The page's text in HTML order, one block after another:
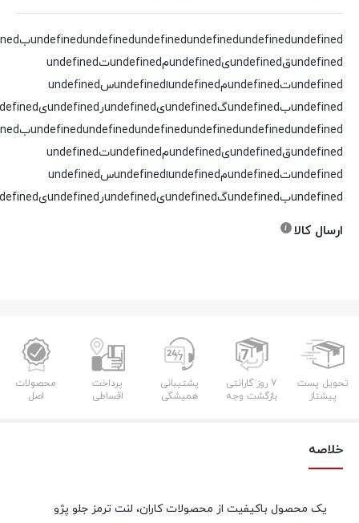
undefinedundefinedundefinedundefinedundefined
undefinedقundefinedیundefinedمundefinedتundefined
undefinedتundefinedمundefinedاundefinedسundefined
undefinedبundefinedگundefinedیundefinedرundefinedیundefinedدundefined
undefinedundefinedundefinedundefinedundefined
undefinedقundefinedیundefinedمundefinedتundefined
undefinedتundefinedمundefinedاundefinedسundefined
undefinedبundefinedگundefinedیundefinedرundefinedیundefinedدundefined
ارسال کالا
تحویل پست
پیشتاز
7 روز گارانتی
بازگشت وجه
پشتیبانی
همیشگی
پرداخت
اقساطی
محصولات
اصل
خلاصه
یک محصول باکیفیت از محصولات کاران، لنت ترمز جلو پژو